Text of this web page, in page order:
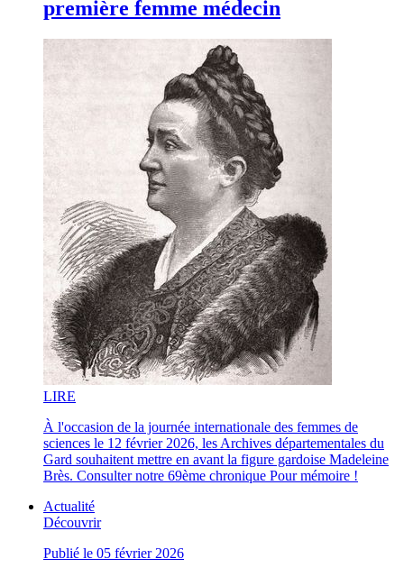
première femme médecin
LIRE
À l'occasion de la journée internationale des femmes de
sciences le 12 février 2026, les Archives départementales du
Gard souhaitent mettre en avant la figure gardoise Madeleine
Brès. Consulter notre 69ème chronique Pour mémoire !
Actualité
Découvrir
Publié le 05 février 2026